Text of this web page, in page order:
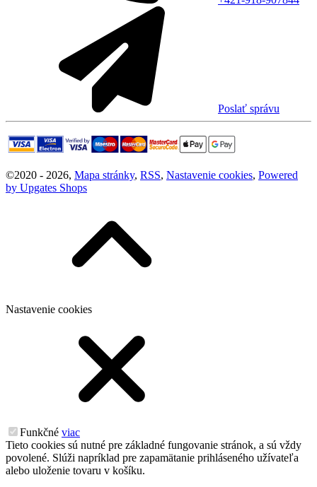
Poslať správu
©2020 - 2026, Mapa stránky, RSS, Nastavenie cookies, Powered
by Upgates Shops
Nastavenie cookies
Funkčné viac
Tieto cookies sú nutné pre základné fungovanie stránok, a sú vždy
povolené. Slúži napríklad pre zapamätanie prihláseného užívateľa
alebo uloženie tovaru v košíku.